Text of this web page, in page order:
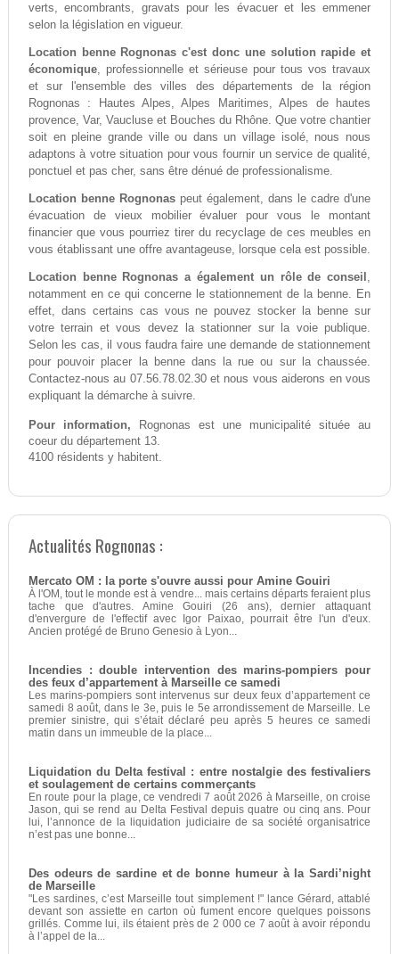
verts, encombrants, gravats pour les évacuer et les emmener
selon la législation en vigueur.
Location benne Rognonas c'est donc une solution rapide et
économique, professionnelle et sérieuse pour tous vos travaux
et sur l'ensemble des villes des départements de la région
Rognonas : Hautes Alpes, Alpes Maritimes, Alpes de hautes
provence, Var, Vaucluse et Bouches du Rhône. Que votre chantier
soit en pleine grande ville ou dans un village isolé, nous nous
adaptons à votre situation pour vous fournir un service de qualité,
ponctuel et pas cher, sans être dénué de professionalisme.
Location benne Rognonaspeut également, dans le cadre d'une
évacuation de vieux mobilier évaluer pour vous le montant
financier que vous pourriez tirer du recyclage de ces meubles en
vous établissant une offre avantageuse, lorsque cela est possible.
Location benne Rognonas a également un rôle de conseil ,
notamment en ce qui concerne le stationnement de la benne. En
effet, dans certains cas vous ne pouvez stocker la benne sur
votre terrain et vous devez la stationner sur la voie publique.
Selon les cas, il vous faudra faire une demande de stationnement
pour pouvoir placer la benne dans la rue ou sur la chaussée.
Contactez-nous au 07.56.78.02.30 et nous vous aiderons en vous
expliquant la démarche à suivre.
Pour information, Rognonas est une municipalité située au
coeur du département 13.
4100 résidents y habitent.
Actualités Rognonas :
Mercato OM : la porte s'ouvre aussi pour Amine Gouiri
À l'OM, tout le monde est à vendre... mais certains départs feraient plus
tache que d'autres. Amine Gouiri (26 ans), dernier attaquant
d'envergure de l'effectif avec Igor Paixao, pourrait être l'un d'eux.
Ancien protégé de Bruno Genesio à Lyon...
Incendies : double intervention des marins-pompiers pour
des feux d’appartement à Marseille ce samedi
Les marins-pompiers sont intervenus sur deux feux d’appartement ce
samedi 8 août, dans le 3e, puis le 5e arrondissement de Marseille. Le
premier sinistre, qui s’était déclaré peu après 5 heures ce samedi
matin dans un immeuble de la place...
Liquidation du Delta festival : entre nostalgie des festivaliers
et soulagement de certains commerçants
En route pour la plage, ce vendredi 7 août 2026 à Marseille, on croise
Jason, qui se rend au Delta Festival depuis quatre ou cinq ans. Pour
lui, l’annonce de la liquidation judiciaire de sa société organisatrice
n’est pas une bonne...
Des odeurs de sardine et de bonne humeur à la Sardi’night
de Marseille
"Les sardines, c’est Marseille tout simplement !" lance Gérard, attablé
devant son assiette en carton où fument encore quelques poissons
grillés. Comme lui, ils étaient près de 2 000 ce 7 août à avoir répondu
à l’appel de la...